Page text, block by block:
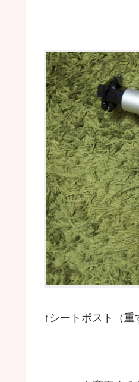
↑シートポスト（重